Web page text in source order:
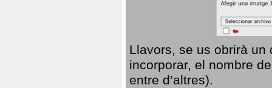
Llavors, se us obrirà
incorporar, el nombre
entre d’altres).